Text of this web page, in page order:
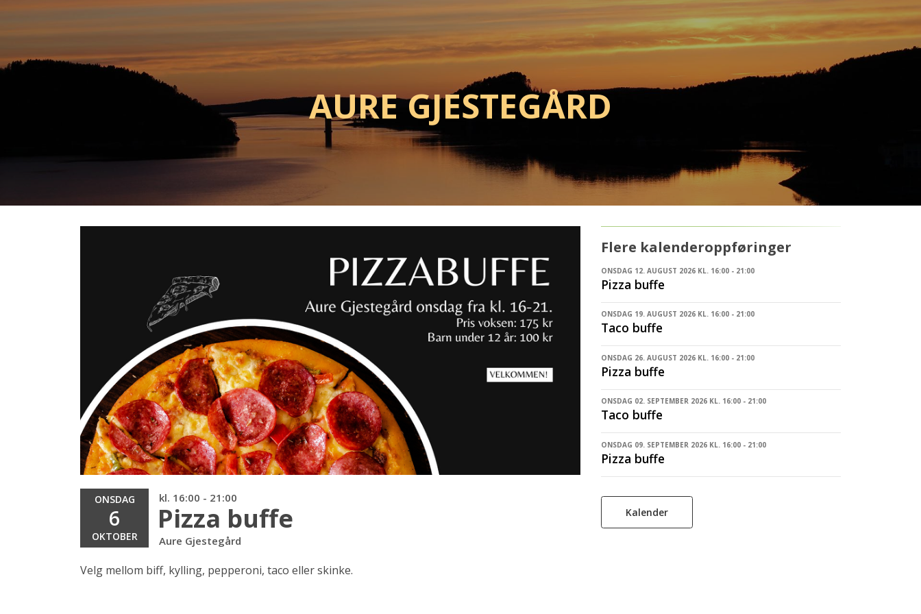
Aure Gjestegård
ONSDAG
6
OKTOBER
kl. 16:00 - 21:00
Pizza buffe
Aure Gjestegård
Velg mellom biff, kylling, pepperoni, taco eller skinke.
Flere kalenderoppføringer
ONSDAG 12. AUGUST 2026 KL. 16:00 - 21:00
Pizza buffe
ONSDAG 19. AUGUST 2026 KL. 16:00 - 21:00
Taco buffe
ONSDAG 26. AUGUST 2026 KL. 16:00 - 21:00
Pizza buffe
ONSDAG 02. SEPTEMBER 2026 KL. 16:00 - 21:00
Taco buffe
ONSDAG 09. SEPTEMBER 2026 KL. 16:00 - 21:00
Pizza buffe
Kalender